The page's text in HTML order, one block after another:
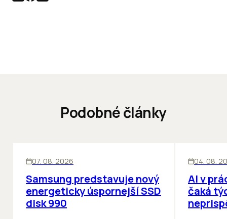
Podobné články
07. 08. 2026
Samsung predstavuje nový
energeticky úspornejší SSD
disk 990
04. 08.
AI v
čaká